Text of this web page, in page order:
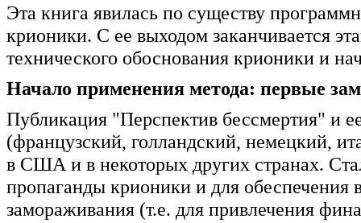
Эта книга явилась по существу
крионики. С ее выходом заканчивается
технического обоснования крионики и
Начало применения метода: первые
Публикация "Перспектив бессмертия" и
(французский, голландский, немецкий,
в США и в некоторых других странах.
пропаганды крионики и для обеспечения
замораживания (т.е. для привлечения